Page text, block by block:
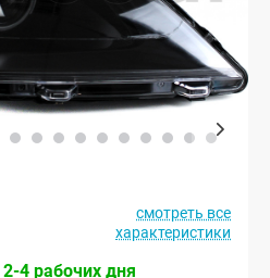
смотреть все
характеристики
4 рабочих дня